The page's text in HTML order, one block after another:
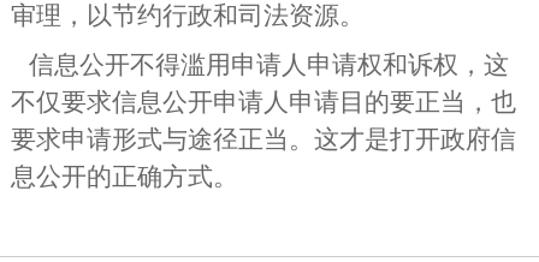
审理，以节约行政和司法资源。
信息公开不得滥用申请人申请权和诉权，这
不仅要求信息公开申请人申请目的要正当，也
要求申请形式与途径正当。这才是打开政府信
息公开的正确方式。